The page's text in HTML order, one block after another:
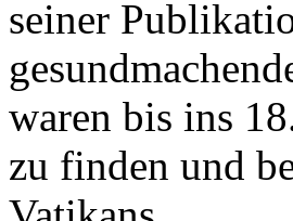
seiner
waren bis ins
zu finden und